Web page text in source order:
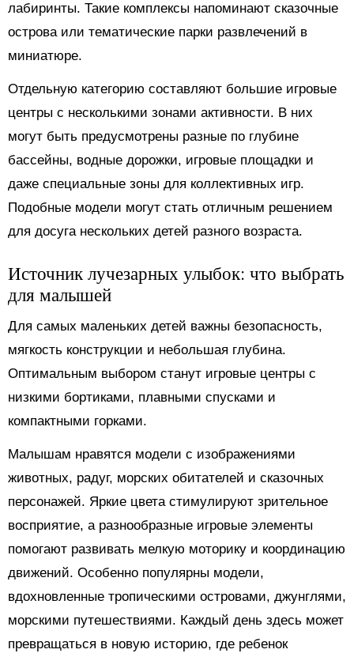
лабиринты. Такие комплексы напоминают сказочные
острова или тематические парки развлечений в
миниатюре.
Отдельную категорию составляют большие игровые
центры с несколькими зонами активности. В них
могут быть предусмотрены разные по глубине
бассейны, водные дорожки, игровые площадки и
даже специальные зоны для коллективных игр.
Подобные модели могут стать отличным решением
для досуга нескольких детей разного возраста.
Источник лучезарных улыбок: что выбрать
для малышей
Для самых маленьких детей важны безопасность,
мягкость конструкции и небольшая глубина.
Оптимальным выбором станут игровые центры с
низкими бортиками, плавными спусками и
компактными горками.
Малышам нравятся модели с изображениями
животных, радуг, морских обитателей и сказочных
персонажей. Яркие цвета стимулируют зрительное
восприятие, а разнообразные игровые элементы
помогают развивать мелкую моторику и координацию
движений. Особенно популярны модели,
вдохновленные тропическими островами, джунглями,
морскими путешествиями. Каждый день здесь может
превращаться в новую историю, где ребенок